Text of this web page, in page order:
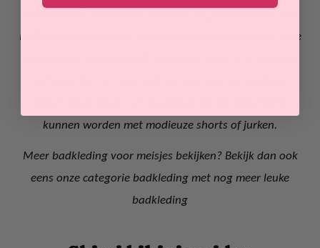
leeftijden. Er is een mix van verschillende stijlen, dus of je
kunnen worden met modieuze shorts of jurken.
Meer badkleding voor meisjes bekijken? Bekijk dan ook
eens onze categorie badkleding met nog meer leuke
badkleding